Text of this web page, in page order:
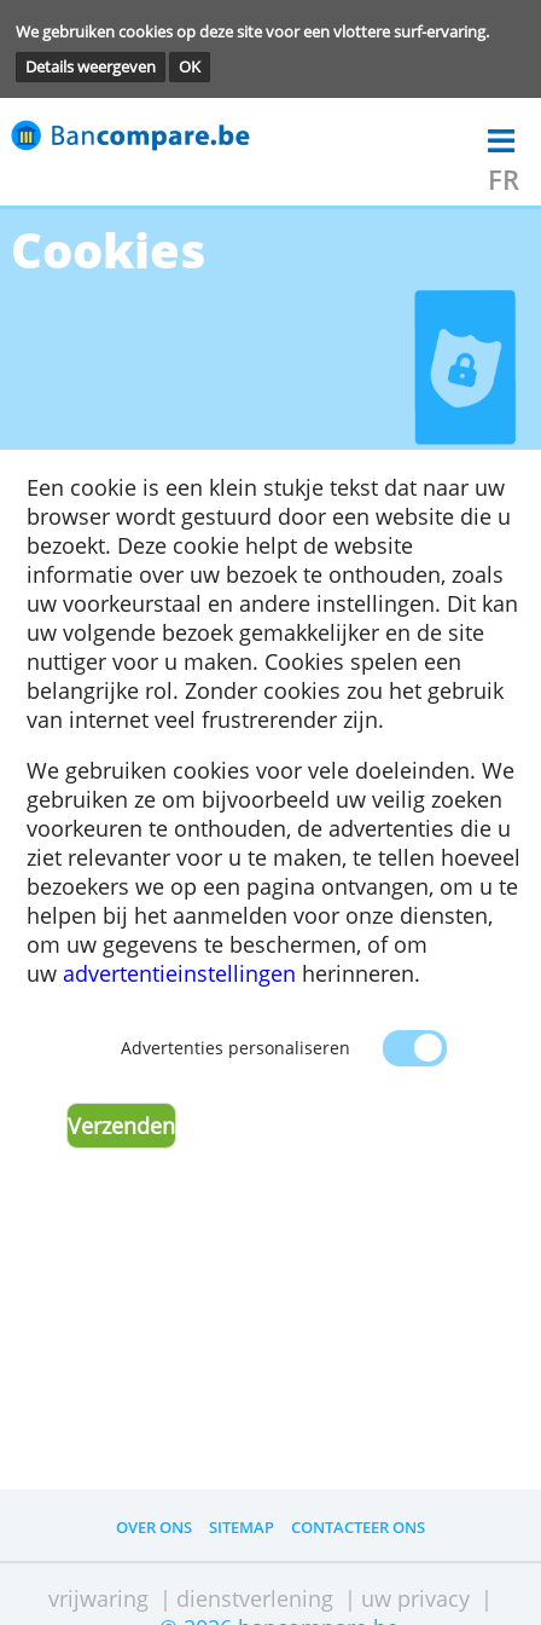
We gebruiken cookies op deze site voor een vlottere surf-
Details weergeven
OK
Cookies
Een cookie is een klein stukje tekst dat naar
browser wordt gestuurd door een website
bezoekt. Deze cookie helpt de website
informatie over uw bezoek te onthouden,
uw voorkeurstaal en andere instellingen.
uw volgende bezoek gemakkelijker en de
belangrijke rol. Zonder cookies zou het
van internet veel frustrerender zijn.
We gebruiken cookies voor vele
gebruiken ze om bijvoorbeeld uw veilig
voorkeuren te onthouden, de advertenties
ziet relevanter voor u te maken, te tellen
helpen bij het aanmelden voor onze
om uw gegevens te beschermen, of om
uwadvertentieinstellingen